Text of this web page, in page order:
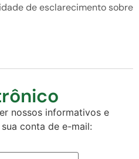
de esclarecimento sobre
nossos informativos e
conta de e-mail: